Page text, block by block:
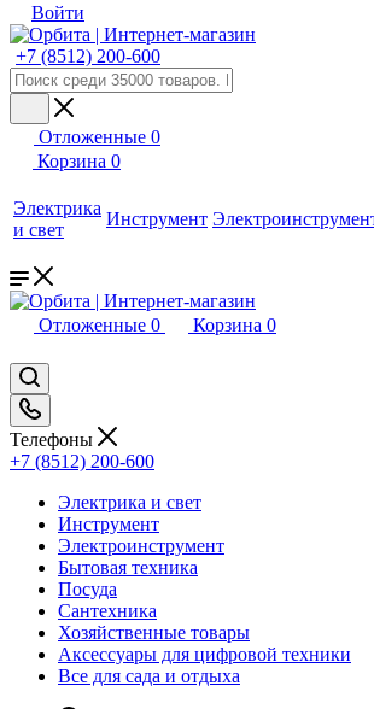
Войти
+7 (8512) 200-600
Отложенные 0
Корзина 0
Электрика
и свет
Инструмент
Отложенные 0 Корзина 0
Телефоны
+7 (8512) 200-600
Электрика и свет
Инструмент
Электроинструмент
Бытовая техника
Посуда
Сантехника
Хозяйственные товары
Аксессуары для цифровой техники
Все для сада и отдыха